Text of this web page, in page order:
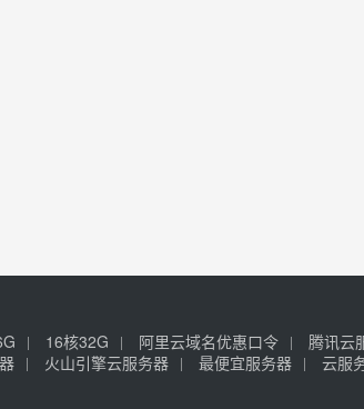
16核32G 阿里云域名优惠口令 腾讯云
火山引擎云服务器 最便宜服务器 云服